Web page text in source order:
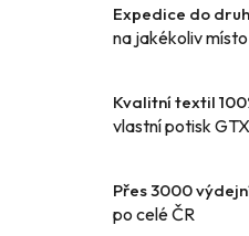
y
Expedice do
na jakékoliv místo
Kvalitní textil
vlastní potisk
Přes 3000
po celé ČR